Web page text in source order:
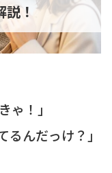
！
ゃ！」
るんだっけ？」